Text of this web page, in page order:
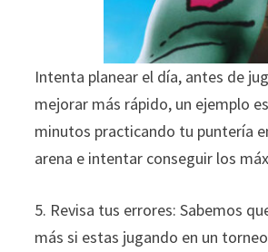
Intenta planear el día, antes de
mejorar más rápido, un ejemplo
minutos practicando tu puntería
arena e intentar conseguir los
5. Revisa tus errores: Sabemos
más si estas jugando en un